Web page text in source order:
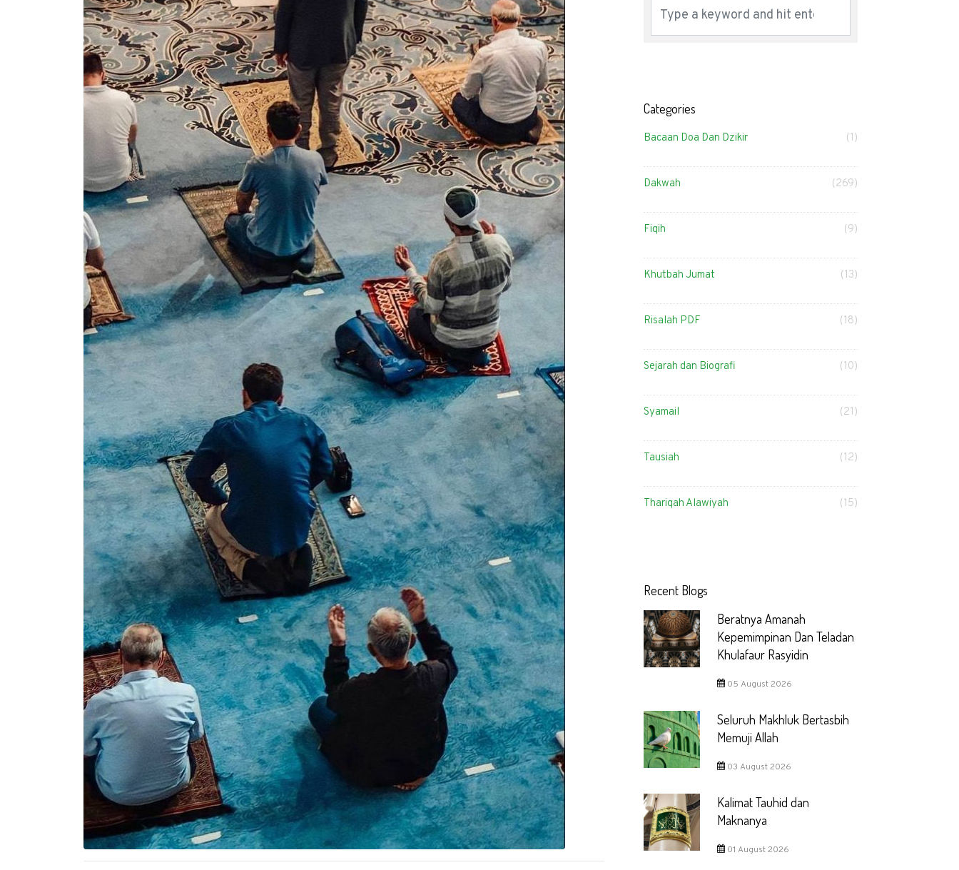
Categories
Bacaan Doa Dan Dzikir (1)
Dakwah (269)
Fiqih (9)
Khutbah Jumat (13)
Risalah PDF (18)
Sejarah dan Biografi (10)
Syamail (21)
Tausiah (12)
Thariqah Alawiyah (15)
Recent Blogs
Beratnya Amanah
Kepemimpinan Dan Teladan
Khulafaur Rasyidin
05 August 2026
Seluruh Makhluk Bertasbih
Memuji Allah
03 August 2026
Kalimat Tauhid dan
Maknanya
01 August 2026